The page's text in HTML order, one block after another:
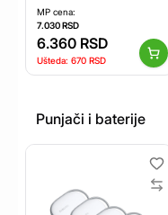
MP cena:
7.030RSD
6.360 RSD
Ušteda: 670 RSD
Punjači i baterije